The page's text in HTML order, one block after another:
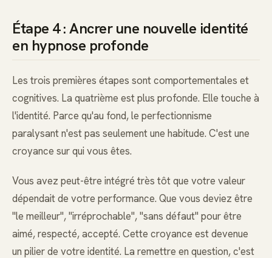
Étape 4 : Ancrer une nouvelle identité
en hypnose profonde
Les trois premières étapes sont comportementales et
cognitives. La quatrième est plus profonde. Elle touche à
l'identité. Parce qu'au fond, le perfectionnisme
paralysant n'est pas seulement une habitude. C'est une
croyance sur qui vous êtes.
Vous avez peut-être intégré très tôt que votre valeur
dépendait de votre performance. Que vous deviez être
"le meilleur", "irréprochable", "sans défaut" pour être
aimé, respecté, accepté. Cette croyance est devenue
un pilier de votre identité. La remettre en question, c'est